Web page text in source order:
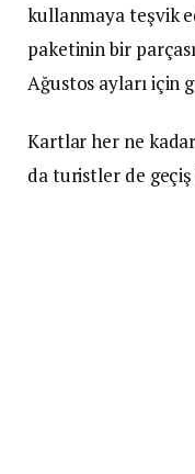
kullanmaya teşvik
paketinin bir
Ağustos ayları için
Kartlar her ne
da turistler de geçiş